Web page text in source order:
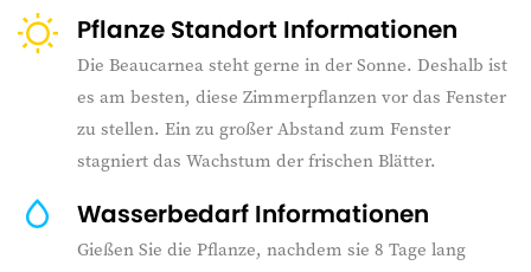
Pflanze Standort Informationen
Die Beaucarnea steht gerne in der Sonne. Deshalb ist
es am besten, diese Zimmerpflanzen vor das Fenster
zu stellen. Ein zu großer Abstand zum Fenster
stagniert das Wachstum der frischen Blätter.
Wasserbedarf Informationen
Gießen Sie die Pflanze, nachdem sie 8 Tage lang